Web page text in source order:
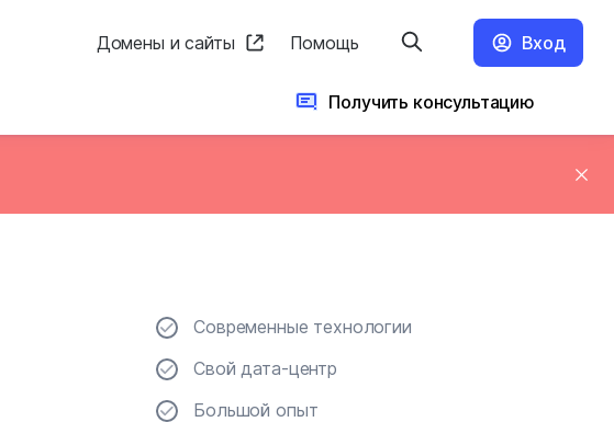
Домены и сайты Помощь Вход
Получить консультацию
Современные технологии
Свой дата-центр
Большой опыт